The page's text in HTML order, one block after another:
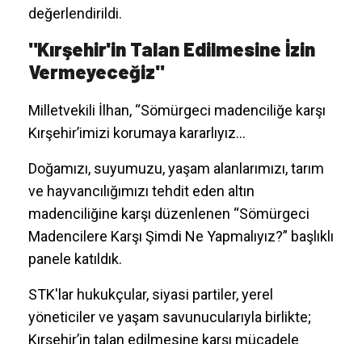
değerlendirildi.
"Kırşehir'in Talan Edilmesine İzin
Vermeyeceğiz"
Milletvekili İlhan, “Sömürgeci madenciliğe karşı
Kırşehir’imizi korumaya kararlıyız...
Doğamızı, suyumuzu, yaşam alanlarımızı, tarım
ve hayvancılığımızı tehdit eden altın
madenciliğine karşı düzenlenen “Sömürgeci
Madencilere Karşı Şimdi Ne Yapmalıyız?” başlıklı
panele katıldık.
STK'lar hukukçular, siyasi partiler, yerel
yöneticiler ve yaşam savunucularıyla birlikte;
Kırşehir’in talan edilmesine karşı mücadele